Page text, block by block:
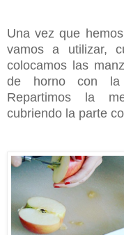
Una vez que
vamos a utilizar,
colocamos las
de horno con la
Repartimos la
cubriendo la parte